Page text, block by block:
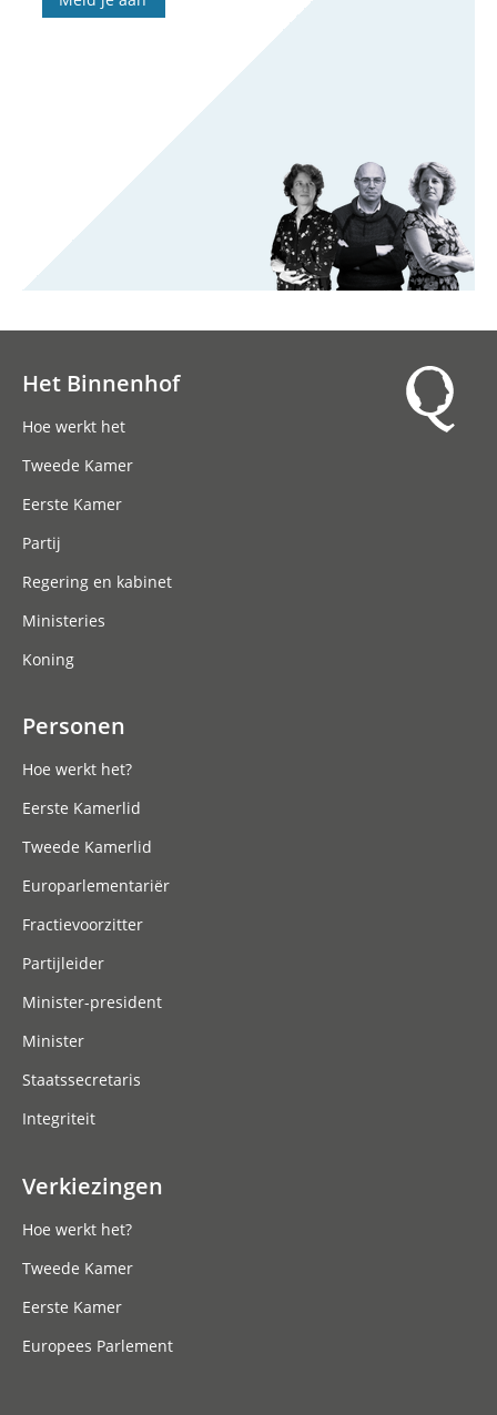
Het Binnenhof
Hoe werkt het
Tweede Kamer
Eerste Kamer
Partij
Regering en kabinet
Ministeries
Koning
Personen
Hoe werkt het?
Eerste Kamerlid
Tweede Kamerlid
Europarlementariër
Fractievoorzitter
Partijleider
Minister-president
Minister
Staatssecretaris
Integriteit
Verkiezingen
Hoe werkt het?
Tweede Kamer
Eerste Kamer
Europees Parlement